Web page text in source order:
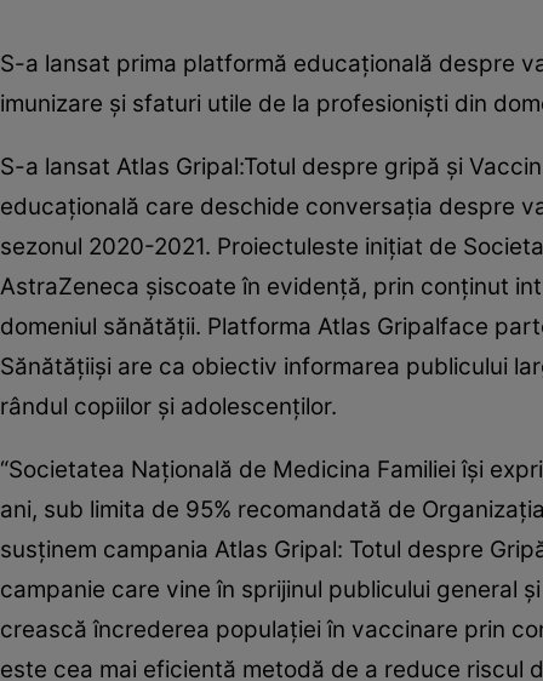
S-a lansat prima platformă educaţională despre
imunizare şi sfaturi utile de la profesionişti din
S-a lansat Atlas Gripal:Totul despre gripă şi
educaţională care deschide conversaţia despre
sezonul 2020-2021. Proiectuleste iniţiat de
AstraZeneca şiscoate în evidenţă, prin conţinut
domeniul sănătăţii. Platforma Atlas Gripalface
Sănătăţiişi are ca obiectiv informarea publicului
rândul copiilor şi adolescenţilor.
“Societatea Naţională de Medicina Familiei îşi
ani, sub limita de 95% recomandată de
susţinem campania Atlas Gripal: Totul despre
campanie care vine în sprijinul publicului general
crească încrederea populaţiei în vaccinare prin
este cea mai eficientă metodă de a reduce riscul